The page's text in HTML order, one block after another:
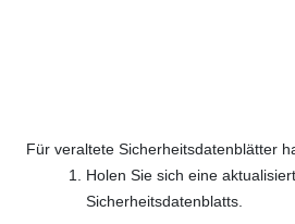
Für veraltete Sicherheitsdatenblätter
Holen Sie sich eine
Sicherheitsdatenblatts.